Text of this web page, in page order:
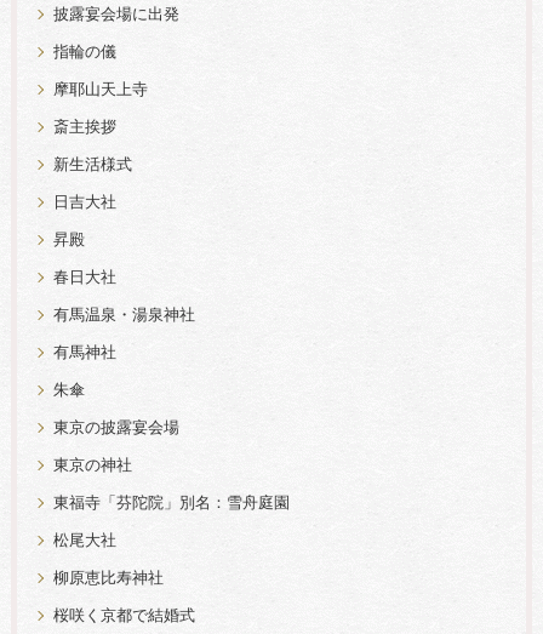
披露宴会場に出発
指輪の儀
摩耶山天上寺
斎主挨拶
新生活様式
日吉大社
昇殿
春日大社
有馬温泉・湯泉神社
有馬神社
朱傘
東京の披露宴会場
東京の神社
東福寺「芬陀院」別名：雪舟庭園
松尾大社
柳原恵比寿神社
桜咲く京都で結婚式